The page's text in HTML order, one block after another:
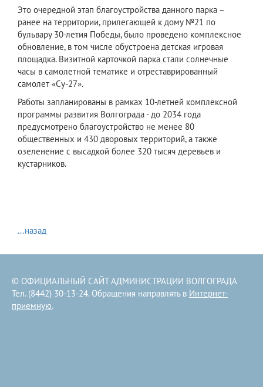
Это очередной этап благоустройства данного парка –
ранее на территории, прилегающей к дому №21 по
бульвару 30-летия Победы, было проведено комплексное
обновление, в том числе обустроена детская игровая
площадка. Визитной карточкой парка стали солнечные
часы в самолетной тематике и отреставрированный
самолет «Су-27».
Работы запланированы в рамках 10-летней комплексной
программы развития Волгограда - до 2034 года
предусмотрено благоустройство не менее 80
общественных и 430 дворовых территорий, а также
озеленение с высадкой более 320 тысяч деревьев и
кустарников.
...назад
© ОФИЦИАЛЬНЫЙ САЙТ АДМИНИСТРАЦИИ ВОЛГОГРАДА
Тел. (8442) 30-13-24. Обращения направлять в Интернет-
приемную.